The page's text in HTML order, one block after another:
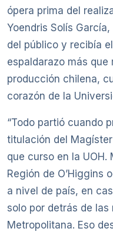
ópera prima del
Yoendris Solís
del público y recibía
espaldarazo más que
producción chilena,
corazón de la
“Todo partió cuando
titulación del
que curso en la UOH.
Región de O’Higgins
a nivel de país, en
solo por detrás de
Metropolitana. Eso